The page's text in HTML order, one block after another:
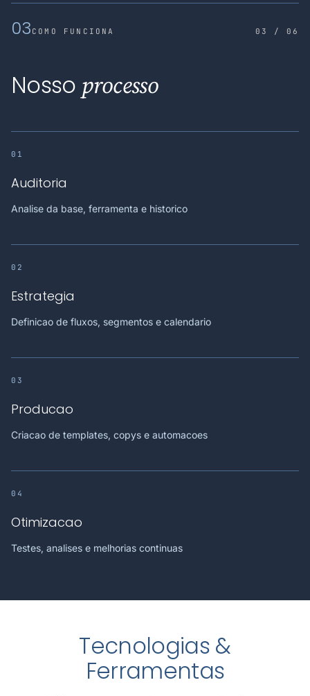
03 COMO FUNCIONA 03 / 06
Nosso processo
01
Auditoria
Analise da base, ferramenta e historico
02
Estrategia
Definicao de fluxos, segmentos e calendario
03
Producao
Criacao de templates, copys e automacoes
04
Otimizacao
Testes, analises e melhorias continuas
Tecnologias &
Ferramentas